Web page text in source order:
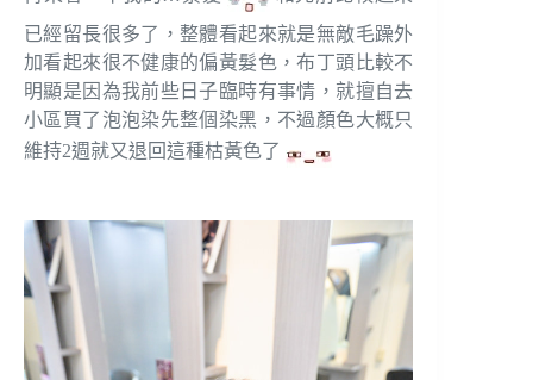
已經留長很多了，整體看起來就是無敵毛躁外
加看起來很不健康的偏黃髮色，布丁頭比較不
明顯是因為我前些日子臨時有事情，就擅自去
小區買了泡泡染先整個染黑，不過顏色大概只
維持2週就又退回這種枯黃色了